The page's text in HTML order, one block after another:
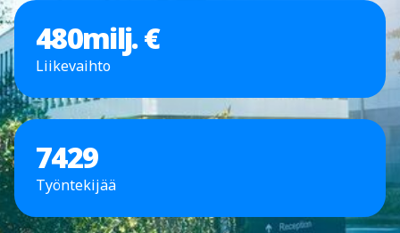
480milj. €
Liikevaihto
7429
Työntekijää